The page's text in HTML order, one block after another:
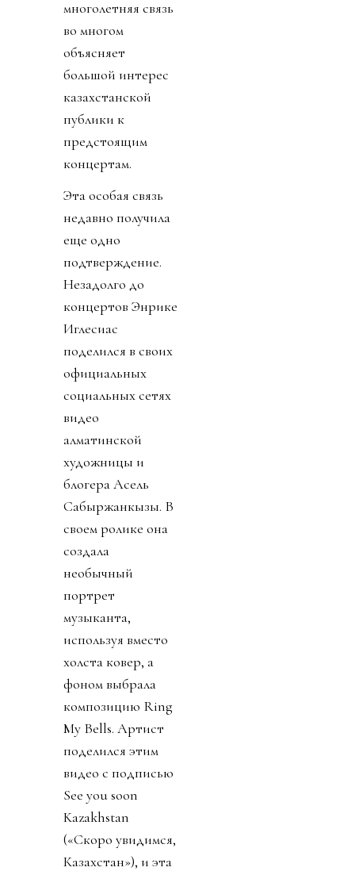
многолетняя связь
во многом
объясняет
большой интерес
казахстанской
публики к
предстоящим
концертам.
Эта особая связь
недавно получила
еще одно
подтверждение.
Незадолго до
концертов Энрике
Иглесиас
поделился в своих
официальных
социальных сетях
видео
алматинской
художницы и
блогера Асель
Сабыржанкызы. В
своем ролике она
создала
необычный
портрет
музыканта,
используя вместо
холста ковер, а
фоном выбрала
композицию Ring
My Bells. Артист
поделился этим
видео с подписью
See you soon
Kazakhstan
(«Скоро увидимся,
Казахстан»), и эта